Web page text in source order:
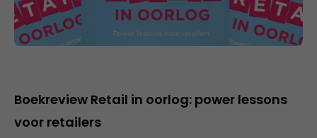
Boekreview Retail in oorlog: power lessons
voor retailers